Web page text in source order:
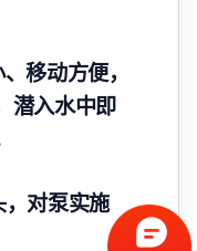
移动方便，
潜入水中即
对泵实施